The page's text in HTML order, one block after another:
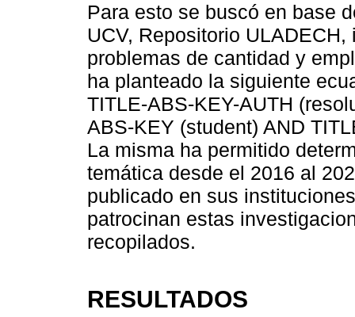
Para esto se buscó en base
UCV, Repositorio
problemas de cantidad y
ha planteado la siguiente
TITLE-ABS-KEY-AUTH
ABS-KEY (student) AND
La misma ha permitido
temática desde el 2016 al
publicado en sus
patrocinan estas
recopilados.
RESULTADOS